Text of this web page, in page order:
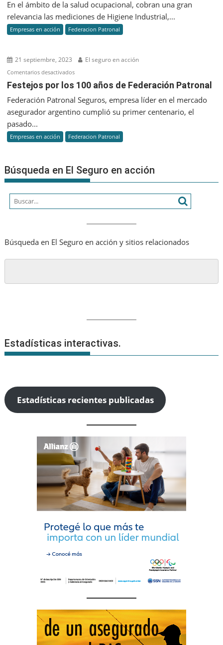
de
Higiene
En el ámbito de la salud ocupacional, cobran una gran
relevancia las mediciones de Higiene Industrial,...
Empresas en acción Federacion Patronal
21 septiembre, 2023 El seguro en acción
Comentarios desactivadosen
Festejos
los
100
de
Festejos por los 100 años de Federación Patronal
Federación Patronal Seguros, empresa líder en el mercado
asegurador argentino cumplió su primer centenario, el
pasado...
Empresas en acción Federacion Patronal
Búsqueda en El Seguro en acción
Búsqueda en El Seguro en acción y sitios relacionados
Estadísticas interactivas.
Estadísticas recientes publicadas